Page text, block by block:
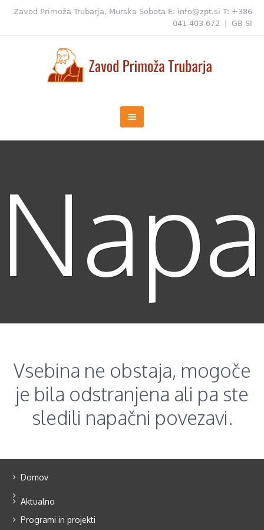
Zavod Primoža Trubarja, Murska Sobota E: info@zpt.si T: +386
041 403 672
GB SI
Vsebina ne obstaja, mogoče
je bila odstranjena ali pa ste
sledili napačni povezavi.
Domov
Aktualno
Programi in projekti